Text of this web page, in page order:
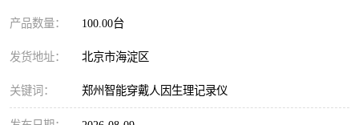
产品数量： 100.00台
发货地址： 北京市海淀区
关键词： 郑州智能穿戴人因生理记录仪